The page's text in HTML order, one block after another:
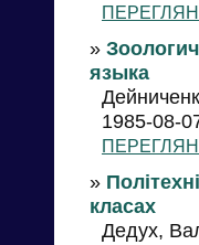
»
языка
1985-08-
»
класах
Дедух,